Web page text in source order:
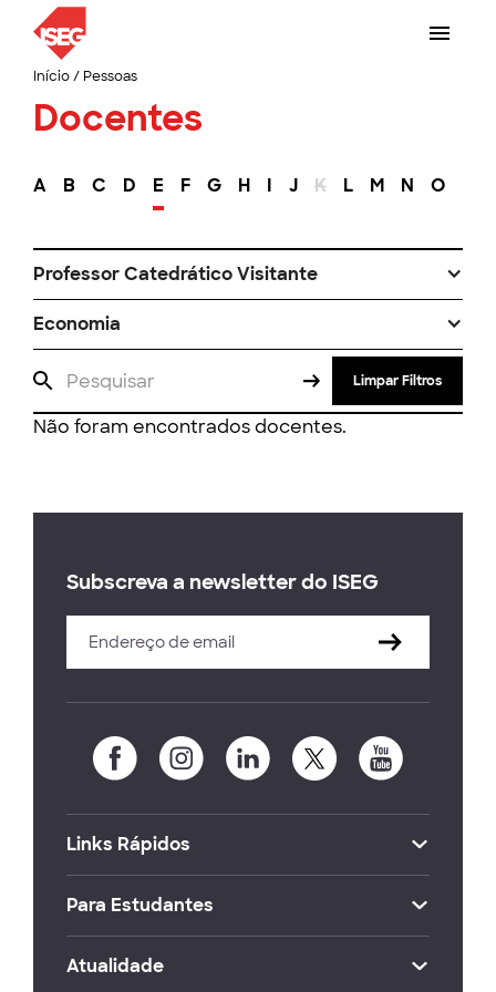
Início/ Pessoas
Docentes
A B C D E F G H I J K L M N O
Professor Catedrático Visitante
Economia
Limpar Filtros
Não foram encontrados docentes.
Subscreva a newsletter do ISEG
Links Rápidos
Para Estudantes
Atualidade